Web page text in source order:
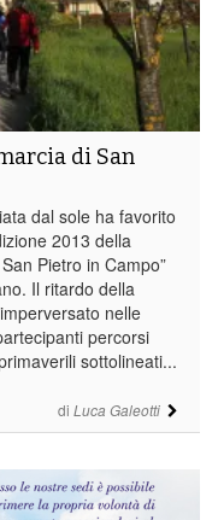
di Luca Galeotti
di San
dal sole ha favorito
2013 della
Pietro in Campo”
Il ritardo della
nelle
percorsi
sottolineati...